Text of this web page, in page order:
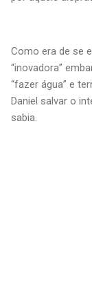
Como era de se
“inovadora”
“fazer água” e
Daniel salvar o
sabia.